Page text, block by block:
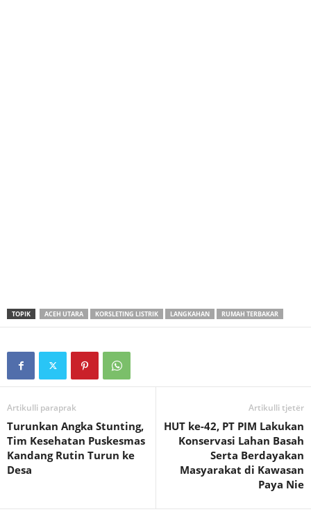
TOPIK ACEH UTARA KORSLETING LISTRIK LANGKAHAN RUMAH TERBAKAR
Artikulli paraprak
Turunkan Angka Stunting,
Tim Kesehatan Puskesmas
Kandang Rutin Turun ke
Desa
Artikulli tjetër
HUT ke-42, PT PIM Lakukan
Konservasi Lahan Basah
Serta Berdayakan
Masyarakat di Kawasan
Paya Nie